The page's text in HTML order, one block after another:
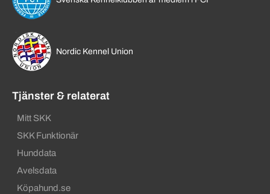
Nordic Kennel Union
Tjänster & relaterat
Mitt SKK
SKK Funktionär
Hunddata
Avelsdata
Köpahund.se